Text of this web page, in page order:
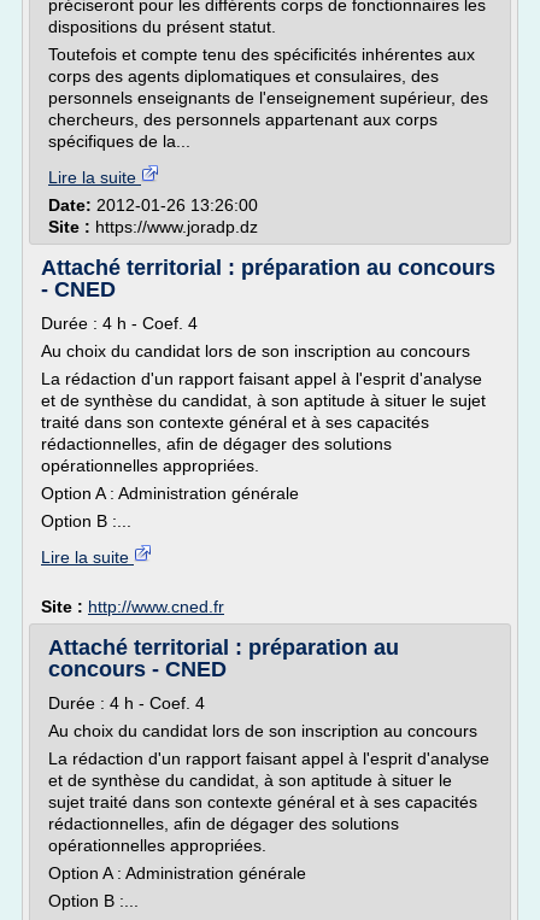
préciseront pour les différents corps de fonctionnaires les
dispositions du présent statut.
Toutefois et compte tenu des spécificités inhérentes aux
corps des agents diplomatiques et consulaires, des
personnels enseignants de l'enseignement supérieur, des
chercheurs, des personnels appartenant aux corps
spécifiques de la...
Lire la suite
Date: 2012-01-26 13:26:00
Site : https://www.joradp.dz
Attaché territorial : préparation au concours
- CNED
Durée : 4 h - Coef. 4
Au choix du candidat lors de son inscription au concours
La rédaction d'un rapport faisant appel à l'esprit d'analyse
et de synthèse du candidat, à son aptitude à situer le sujet
traité dans son contexte général et à ses capacités
rédactionnelles, afin de dégager des solutions
opérationnelles appropriées.
Option A : Administration générale
Option B :...
Lire la suite
Site : http://www.cned.fr
Attaché territorial : préparation au
concours - CNED
Durée : 4 h - Coef. 4
Au choix du candidat lors de son inscription au concours
La rédaction d'un rapport faisant appel à l'esprit d'analyse
et de synthèse du candidat, à son aptitude à situer le
sujet traité dans son contexte général et à ses capacités
rédactionnelles, afin de dégager des solutions
opérationnelles appropriées.
Option A : Administration générale
Option B :...